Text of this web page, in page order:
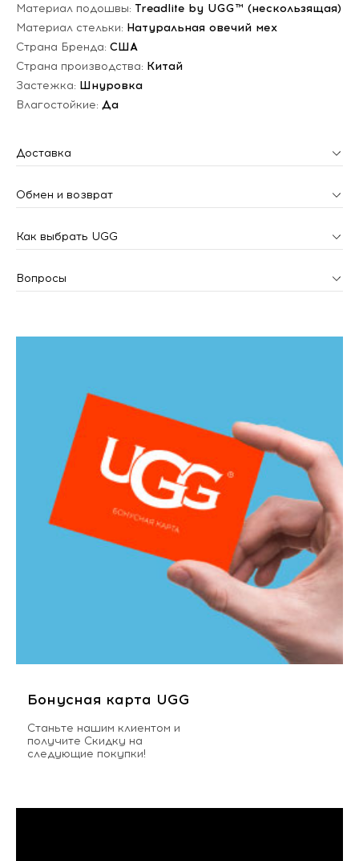
Материал подошвы: Treadlite by UGG™ (нескользящая)
Материал стельки: Натуральная овечий мех
Страна Бренда: США
Страна производства: Китай
Застежка: Шнуровка
Влагостойкие: Да
Доставка
Обмен и возврат
Как выбрать UGG
Вопросы
Бонусная карта UGG
Станьте нашим клиентом и
получите Скидку на
следующие покупки!